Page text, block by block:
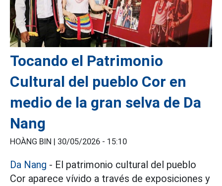
Tocando el Patrimonio
Cultural del pueblo Cor en
medio de la gran selva de Da
Nang
HOÀNG BIN | 30/05/2026 - 15:10
Da Nang - El patrimonio cultural del pueblo
Cor aparece vívido a través de exposiciones y